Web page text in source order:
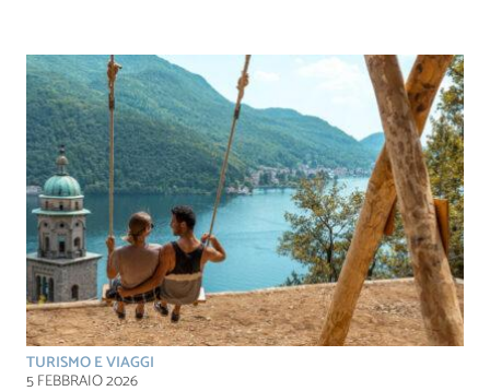
TURISMO E VIAGGI
5 FEBBRAIO 2026